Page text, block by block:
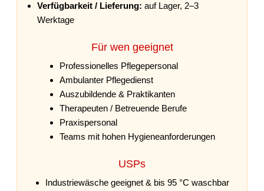
Verfügbarkeit / Lieferung: auf Lager, 2–3
Werktage
Für wen geeignet
Professionelles Pflegepersonal
Ambulanter Pflegedienst
Auszubildende & Praktikanten
Therapeuten / Betreuende Berufe
Praxispersonal
Teams mit hohen Hygieneanforderungen
USPs
Industriewäsche geeignet & bis 95 °C waschbar